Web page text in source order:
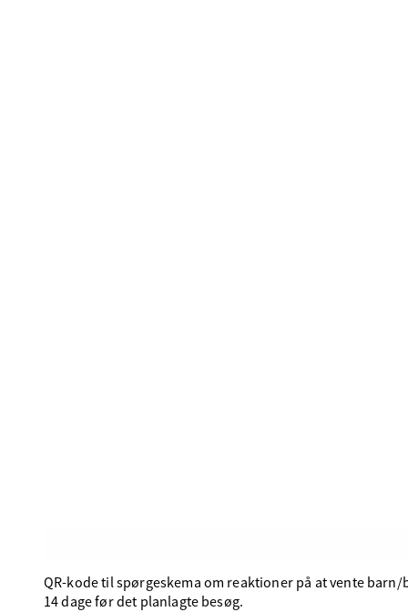
QR-kode til spørgeskema om reaktioner på at vente
14 dage før det planlagte besøg.